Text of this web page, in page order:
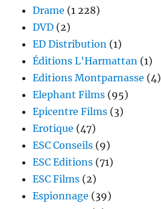
Drame (1 228)
DVD (2)
ED Distribution (1)
Éditions L'Harmattan (1)
Editions Montparnasse (4)
Elephant Films (95)
Epicentre Films (3)
Erotique (47)
ESC Conseils (9)
ESC Editions (71)
ESC Films (2)
Espionnage (39)